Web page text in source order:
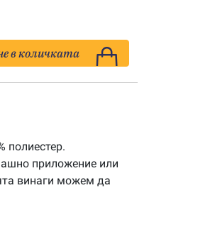
в количката
полиестер.
приложение или
винаги можем да